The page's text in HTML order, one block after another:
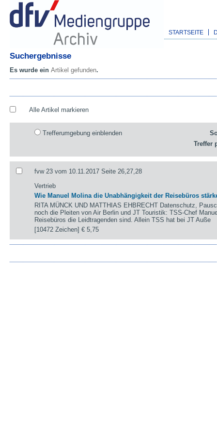
STARTSEITE
Suchergebnisse
Es wurde ein Artikel gefunden.
Alle Artikel markieren
Trefferumgebung einblenden
Treffer
fvw 23 vom 10.11.2017 Seite 26,27,28
Vertrieb
Wie Manuel Molina die Unabhängigkeit der Reisebüros
RITA MÜNCK UND MATTHIAS EHBRECHT Datenschutz,
noch die Pleiten von Air Berlin und JT Touristik: TSS-Chef
Reisebüros die Leidtragenden sind. Allein TSS hat bei JT Auße
[10472 Zeichen]€ 5,75